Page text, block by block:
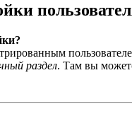
раздел. Там вы